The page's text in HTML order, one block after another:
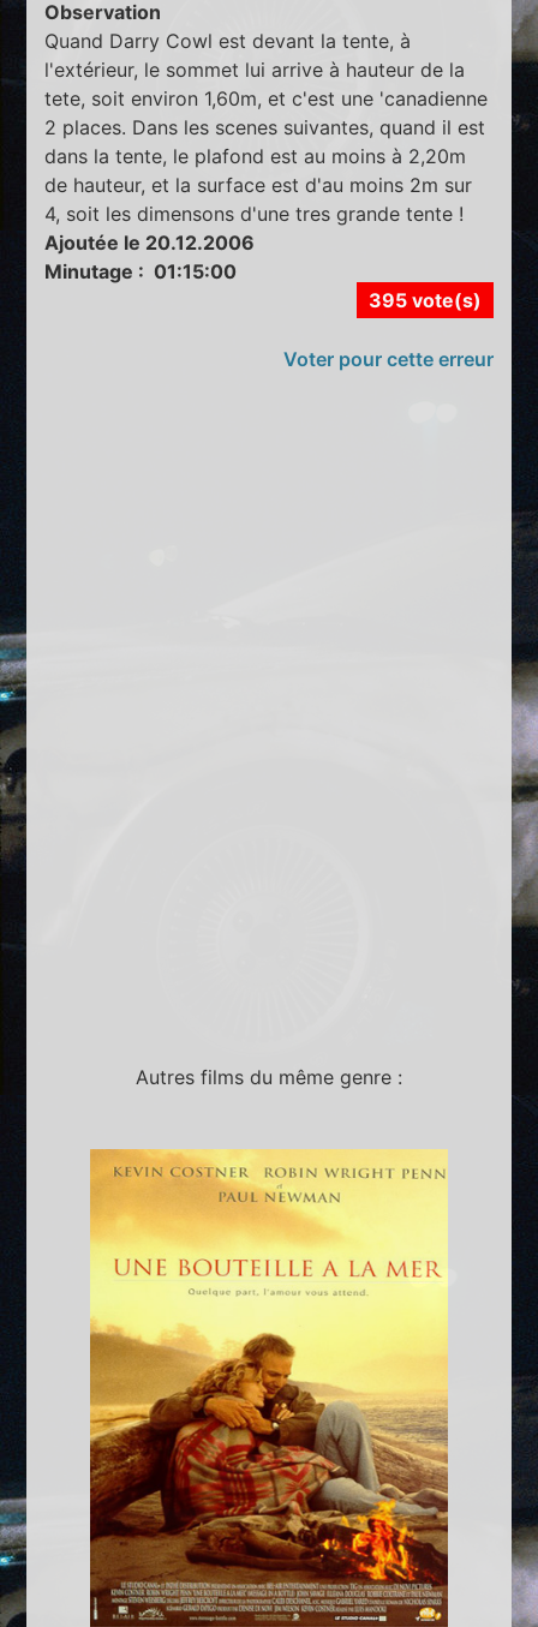
Observation
Quand Darry Cowl est devant la tente, à
l'extérieur, le sommet lui arrive à hauteur de la
tete, soit environ 1,60m, et c'est une 'canadienne
2 places. Dans les scenes suivantes, quand il est
dans la tente, le plafond est au moins à 2,20m
de hauteur, et la surface est d'au moins 2m sur
4, soit les dimensons d'une tres grande tente !
Ajoutée le 20.12.2006
Minutage : 01:15:00
395 vote(s)
Voter pour cette erreur
Autres films du même genre :